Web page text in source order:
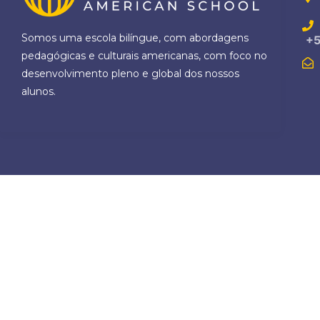
Somos uma escola bilíngue, com abordagens
pedagógicas e culturais americanas, com foco no
desenvolvimento pleno e global dos nossos
alunos.